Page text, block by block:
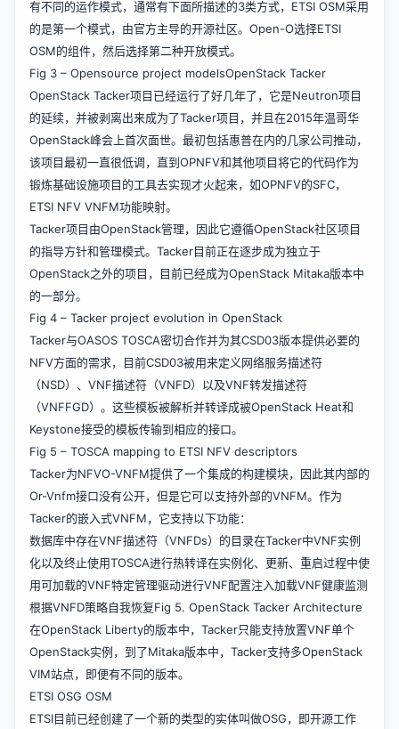
有不同的运作模式，通常有下面所描述的3类方式，ETSI OSM采用
的是第一个模式，由官方主导的开源社区。Open-O选择ETSI
OSM的组件，然后选择第二种开放模式。
Fig 3 – Opensource project modelsOpenStack Tacker
OpenStack Tacker项目已经运行了好几年了，它是Neutron项目
的延续，并被剥离出来成为了Tacker项目，并且在2015年温哥华
OpenStack峰会上首次面世。最初包括惠普在内的几家公司推动，
该项目最初一直很低调，直到OPNFV和其他项目将它的代码作为
锻炼基础设施项目的工具去实现才火起来，如OPNFV的SFC，
ETSI NFV VNFM功能映射。
Tacker项目由OpenStack管理，因此它遵循OpenStack社区项目
的指导方针和管理模式。Tacker目前正在逐步成为独立于
OpenStack之外的项目，目前已经成为OpenStack Mitaka版本中
的一部分。
Fig 4 – Tacker project evolution in OpenStack
Tacker与OASOS TOSCA密切合作并为其CSD03版本提供必要的
NFV方面的需求，目前CSD03被用来定义网络服务描述符
（NSD）、VNF描述符（VNFD）以及VNF转发描述符
（VNFFGD）。这些模板被解析并转译成被OpenStack Heat和
Keystone接受的模板传输到相应的接口。
Fig 5 – TOSCA mapping to ETSI NFV descriptors
Tacker为NFVO-VNFM提供了一个集成的构建模块，因此其内部的
Or-Vnfm接口没有公开，但是它可以支持外部的VNFM。作为
Tacker的嵌入式VNFM，它支持以下功能：
数据库中存在VNF描述符（VNFDs）的目录在Tacker中VNF实例
化以及终止使用TOSCA进行热转译在实例化、更新、重启过程中使
用可加载的VNF特定管理驱动进行VNF配置注入加载VNF健康监测
根据VNFD策略自我恢复Fig 5. OpenStack Tacker Architecture
在OpenStack Liberty的版本中，Tacker只能支持放置VNF单个
OpenStack实例，到了Mitaka版本中，Tacker支持多OpenStack
VIM站点，即便有不同的版本。
ETSI OSG OSM
ETSI目前已经创建了一个新的类型的实体叫做OSG，即开源工作